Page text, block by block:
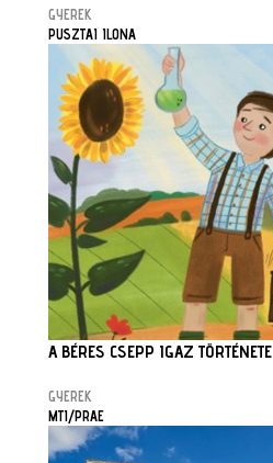
GYEREK
PUSZTAI ILONA
A BÉRES CSEPP IGAZ TÖRTÉNETE
GYEREK
MTI/PRAE